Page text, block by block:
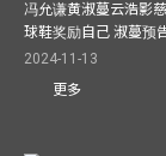
冯允谦黄淑蔓云浩影
球鞋奖励自己 淑蔓预
2024-11-13
更多